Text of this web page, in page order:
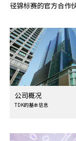
径锦标赛的官方合作
公司概况
TDK的基本信息